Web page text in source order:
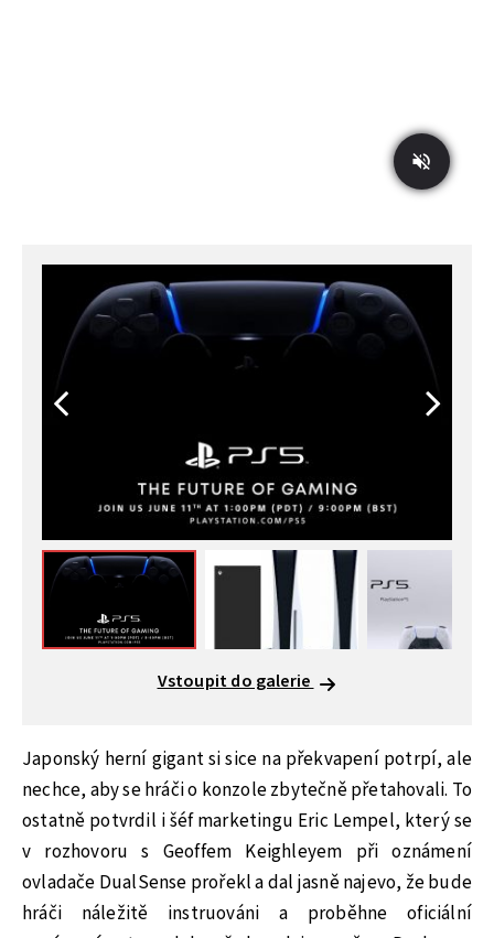
Vstoupit do galerie
Japonský herní gigant si sice na překvapení potrpí, ale
nechce, aby se hráči o konzole zbytečně přetahovali. To
ostatně potvrdil i šéf marketingu Eric Lempel, který se
v rozhovoru s Geoffem Keighleyem při oznámení
ovladače DualSense prořekl a dal jasně najevo, že bude
hráči náležitě instruováni a proběhne oficiální